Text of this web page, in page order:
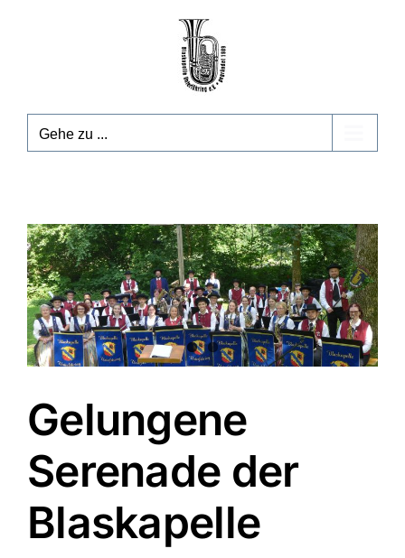
Gehe zu ...
Gelungene
Serenade der
Blaskapelle